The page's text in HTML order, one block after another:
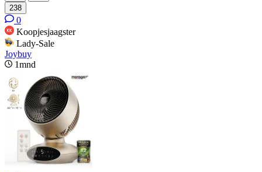
238
0
Koopjesjaagster
Lady-Sale
Joybuy
1mnd